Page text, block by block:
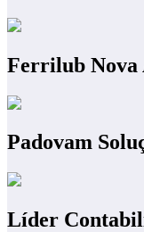
Ferrilub Nova
Padovam
Líder